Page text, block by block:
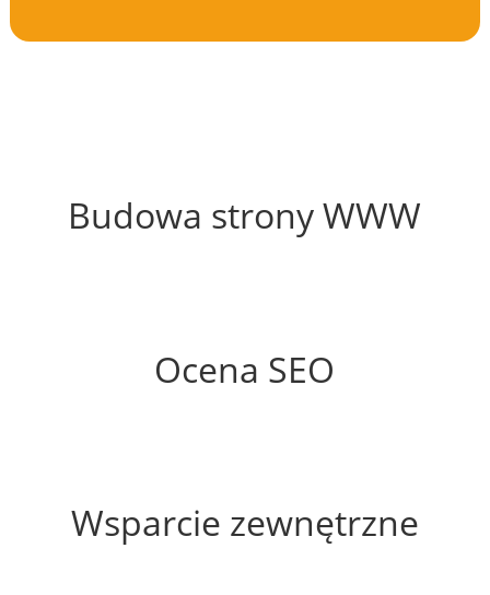
Budowa strony WWW
Ocena SEO
Wsparcie zewnętrzne